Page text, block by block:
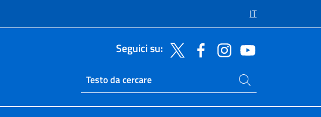
IT
Seguici su:
Ricerca sito live
Cerca nel sito